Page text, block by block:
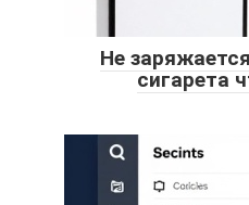
Не
сигарета